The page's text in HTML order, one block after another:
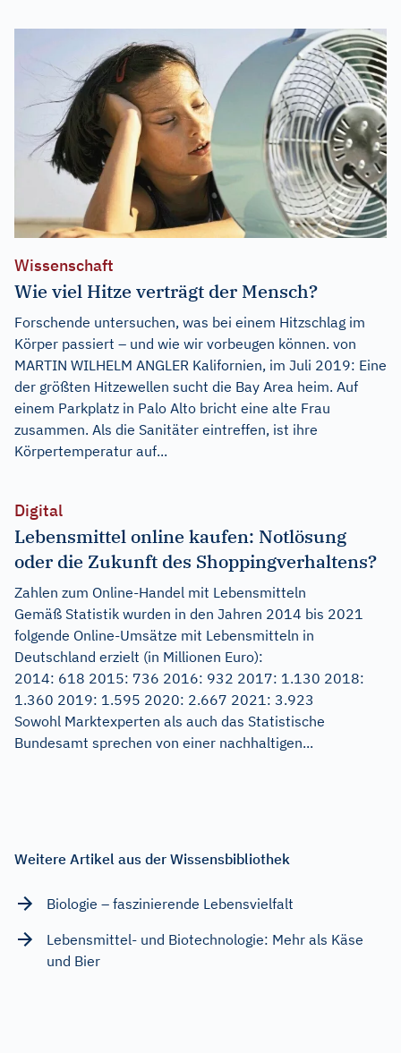
Wissenschaft
Wie viel Hitze verträgt der Mensch?
Forschende untersuchen, was bei einem Hitzschlag im
Körper passiert – und wie wir vorbeugen können. von
MARTIN WILHELM ANGLER Kalifornien, im Juli 2019: Eine
der größten Hitzewellen sucht die Bay Area heim. Auf
einem Parkplatz in Palo Alto bricht eine alte Frau
zusammen. Als die Sanitäter eintreffen, ist ihre
Körpertemperatur auf...
Digital
Lebensmittel online kaufen: Notlösung
oder die Zukunft des Shoppingverhaltens?
Zahlen zum Online-Handel mit Lebensmitteln
Gemäß Statistik wurden in den Jahren 2014 bis 2021
folgende Online-Umsätze mit Lebensmitteln in
Deutschland erzielt (in Millionen Euro):
2014: 618 2015: 736 2016: 932 2017: 1.130 2018:
1.360 2019: 1.595 2020: 2.667 2021: 3.923
Sowohl Marktexperten als auch das Statistische
Bundesamt sprechen von einer nachhaltigen...
Weitere Artikel aus der Wissensbibliothek
Biologie – faszinierende Lebensvielfalt
Lebensmittel- und Biotechnologie: Mehr als Käse
und Bier